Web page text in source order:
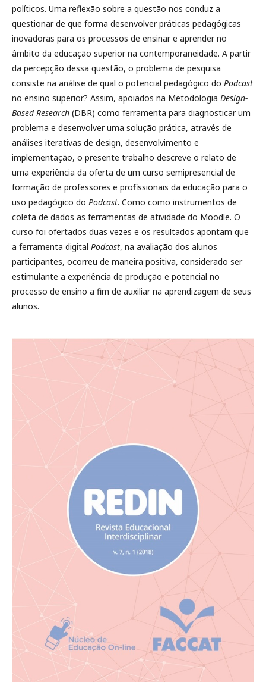
políticos. Uma reflexão sobre a questão nos conduz a
questionar de que forma desenvolver práticas pedagógicas
inovadoras para os processos de ensinar e aprender no
âmbito da educação superior na contemporaneidade. A partir
da percepção dessa questão, o problema de pesquisa
consiste na análise de qual o potencial pedagógico do Podcast
no ensino superior? Assim, apoiados na Metodologia Design-
Based Research (DBR) como ferramenta para diagnosticar um
problema e desenvolver uma solução prática, através de
análises iterativas de design, desenvolvimento e
implementação, o presente trabalho descreve o relato de
uma experiência da oferta de um curso semipresencial de
formação de professores e profissionais da educação para o
uso pedagógico do Podcast. Como como instrumentos de
coleta de dados as ferramentas de atividade do Moodle. O
curso foi ofertados duas vezes e os resultados apontam que
a ferramenta digital Podcast, na avaliação dos alunos
participantes, ocorreu de maneira positiva, considerado ser
estimulante a experiência de produção e potencial no
processo de ensino a fim de auxiliar na aprendizagem de seus
alunos.